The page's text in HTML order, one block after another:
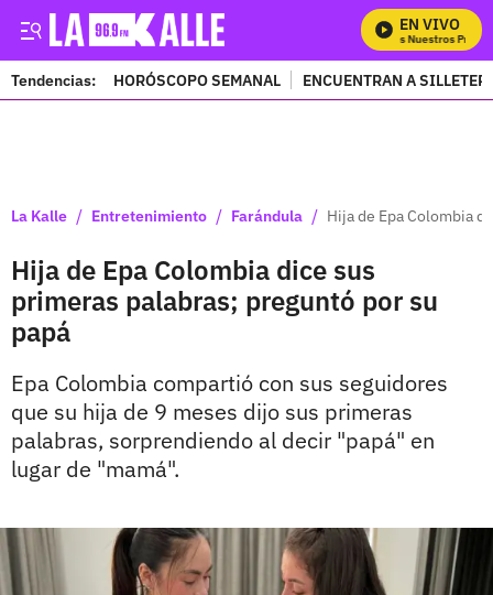
EN VIVO
Mira Todos Nuestros
Tendencias: HORÓSCOPO SEMANAL ENCUENTRAN A
La Kalle / Entretenimiento / Farándula / Hija de Epa Colombia
Hija de Epa Colombia dice sus
primeras palabras; preguntó por su
papá
Epa Colombia compartió con sus seguidores
que su hija de 9 meses dijo sus primeras
palabras, sorprendiendo al decir "papá" en
lugar de "mamá".